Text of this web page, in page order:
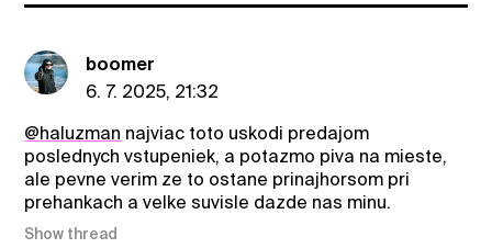
boomer
6. 7. 2025, 21:32
@haluzman najviac toto uskodi predajom
poslednych vstupeniek, a potazmo piva na mieste,
ale pevne verim ze to ostane prinajhorsom pri
prehankach a velke suvisle dazde nas minu.
Show thread